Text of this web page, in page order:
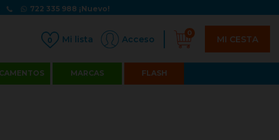
722 335 988 ¡Nuevo!
0 Acceso
0
MI CESTA
MARCAS FLASH